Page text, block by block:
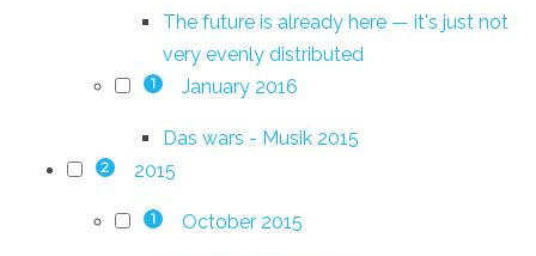
The future is already here — it's just not
very evenly distributed
1 January 2016
Das wars - Musik 2015
2 2015
1 October 2015